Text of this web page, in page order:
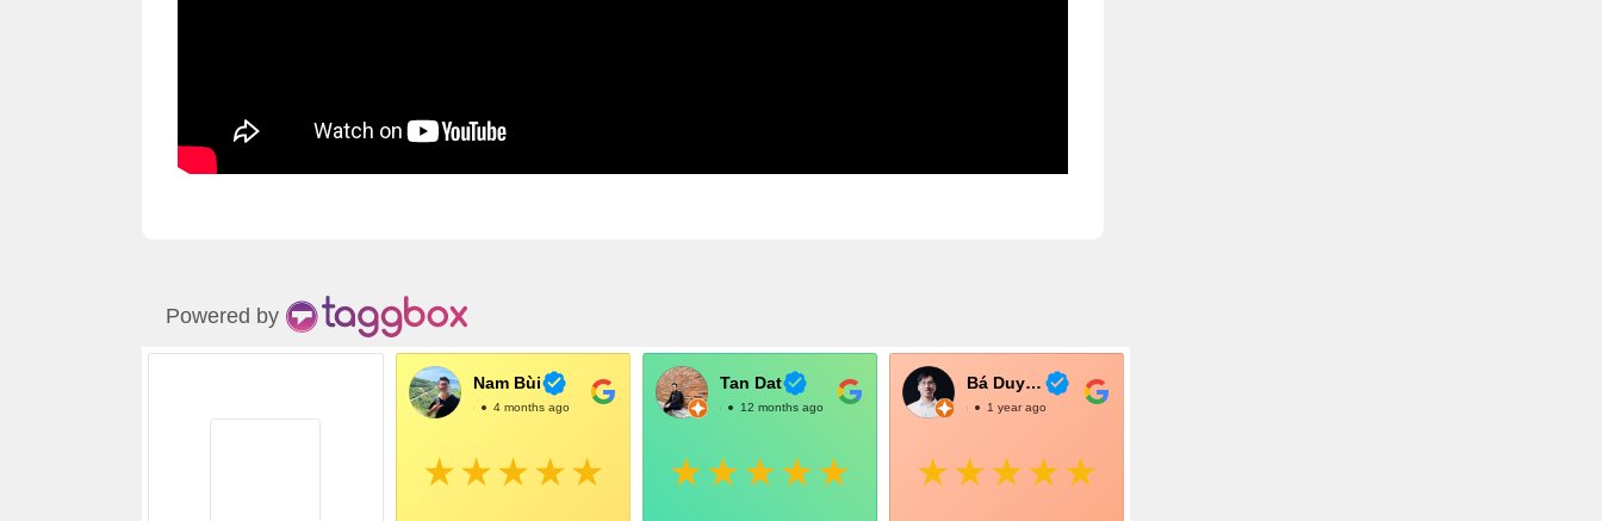
Powered by
Nam Bùi
@NamBùi4 months ago
Tan Dat
@TanDat12 months ago
Bá Duy Võ
@BáDuyVõ1 year ago